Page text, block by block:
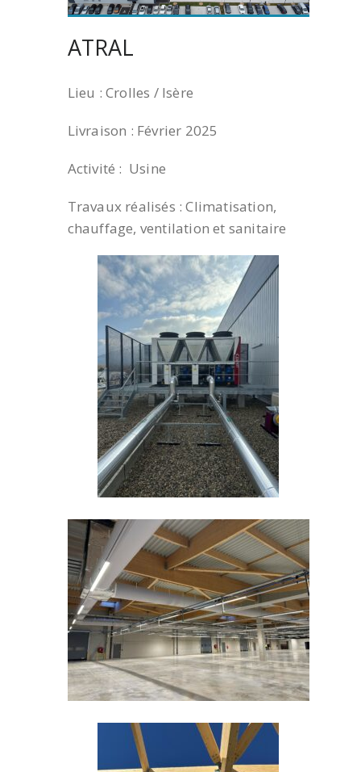
ATRAL
Lieu : Crolles / Isère
Livraison : Février 2025
Activité : Usine
Travaux réalisés : Climatisation,
chauffage, ventilation et sanitaire